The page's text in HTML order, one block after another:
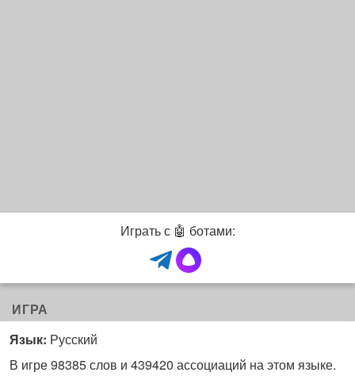
Играть с 🤖 ботами:
ИГРА
Язык: Русский
В игре 98385 слов и 439420 ассоциаций на этом языке.